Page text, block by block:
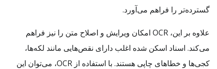
گسترده‌تر را فراهم می‌آورد.
علاوه بر این، OCR امکان ویرایش و اصلاح متن را نیز فراهم
می‌کند. اسناد اسکن شده اغلب دارای نقص‌هایی مانند لکه‌ها،
کجی‌ها و خطاهای چاپی هستند. با استفاده از OCR، می‌توان این